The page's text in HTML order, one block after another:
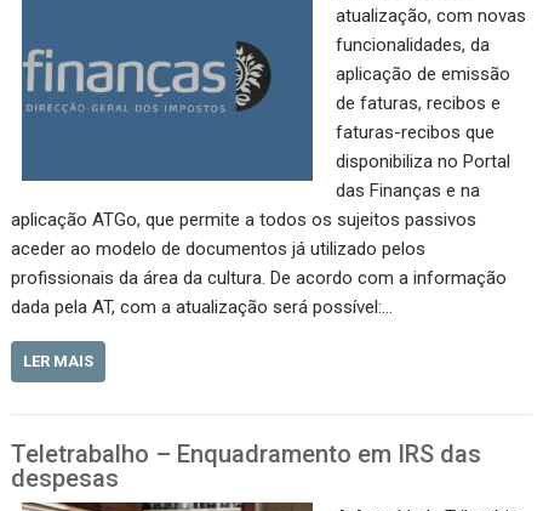
atualização, com novas
funcionalidades, da
aplicação de emissão
de faturas, recibos e
faturas-recibos que
disponibiliza no Portal
das Finanças e na
aplicação ATGo, que permite a todos os sujeitos passivos
aceder ao modelo de documentos já utilizado pelos
profissionais da área da cultura. De acordo com a informação
dada pela AT, com a atualização será possível:…
LER MAIS
Teletrabalho – Enquadramento em IRS das
despesas